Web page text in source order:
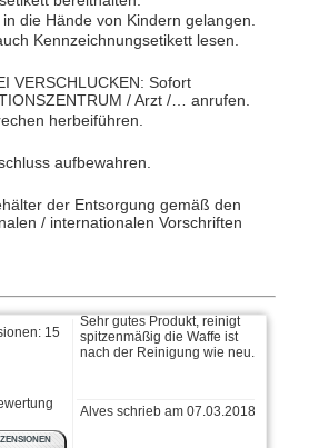
die Hände von Kindern gelangen.
Kennzeichnungsetikett lesen.
VERSCHLUCKEN: Sofort
/ Arzt /… anrufen.
herbeiführen.
aufbewahren.
der Entsorgung gemäß den
/ internationalen Vorschriften
15
27.01.2025
Volker G. schrieb am
nach der Reinigung wie neu.